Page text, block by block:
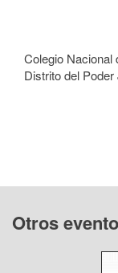
Colegio
Distrito del
Otros